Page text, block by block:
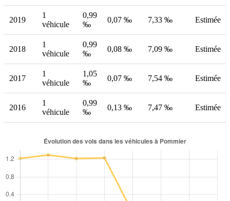
2019
1
véhicule
0,99
‰
0,07 ‰ 7,33 ‰ Estimée
2018
1
véhicule
0,99
‰
0,08 ‰ 7,09 ‰ Estimée
2017
1
véhicule
1,05
‰
0,07 ‰ 7,54 ‰ Estimée
2016
1
véhicule
0,99
‰
0,13 ‰ 7,47 ‰ Estimée